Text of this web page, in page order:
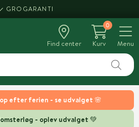
efter ferien - se udvalget 🌸
- oplev udvalget 💚
GROGARANTI
Find center
0
Kurv
Menu